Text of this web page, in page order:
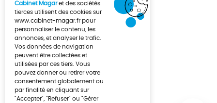
Création d’entreprise
Développement d’entreprise
À propos
Actualités
Contact
Cabinet Magaret des sociétés
tierces utilisent des cookies sur
www.cabinet-magar.frpour
personnaliser le contenu, les
annonces, et analyser le trafic.
Vos données de navigation
peuvent être collectées et
utilisées par ces tiers. Vous
pouvez donner ou retirer votre
consentement globalement ou
par finalité en cliquant sur
"Accepter", "Refuser" ou "Gérer